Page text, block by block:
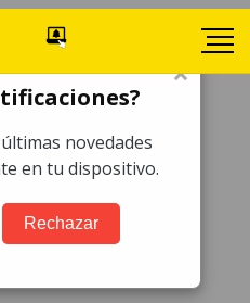
China a
Covid-19
×
novedades
en tu dispositivo.
Rechazar